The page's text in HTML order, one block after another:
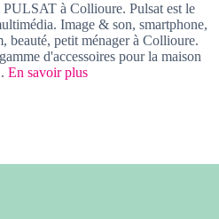
à Collioure. Pulsat est le
Image & son, smartphone,
beauté, petit ménager à Collioure.
d'accessoires pour la maison
En savoir plus